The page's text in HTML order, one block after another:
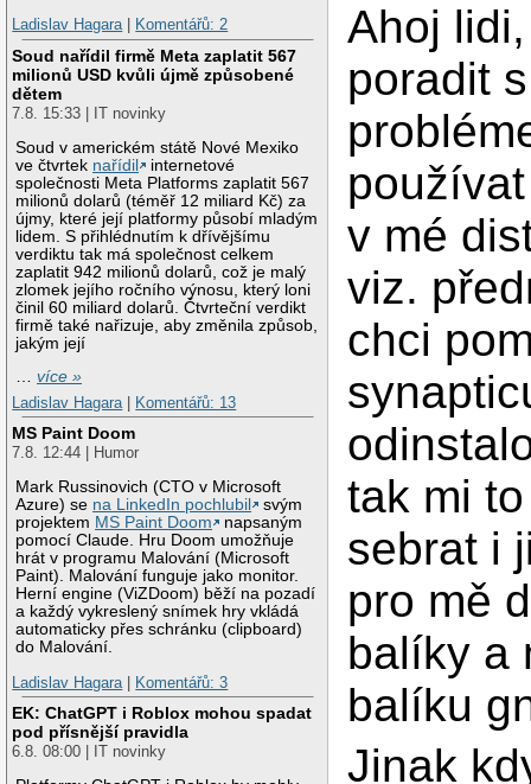
Ladislav Hagara| Komentářů: 2
Soud nařídil firmě Meta zaplatit 567
milionů USD kvůli újmě způsobené
dětem
7.8. 15:33 | IT novinky
Soud v americkém státě Nové Mexiko
ve čtvrtek nařídil
internetové
společnosti Meta Platforms zaplatit 567
milionů dolarů (téměř 12 miliard Kč) za
újmy, které její platformy působí mladým
lidem. S přihlédnutím k dřívějšímu
verdiktu tak má společnost celkem
zaplatit 942 milionů dolarů, což je malý
zlomek jejího ročního výnosu, který loni
činil 60 miliard dolarů. Čtvrteční verdikt
firmě také nařizuje, aby změnila způsob,
jakým její
…více »
Ladislav Hagara
Komentářů: 13
MS Paint Doom
7.8. 12:44 | Humor
Mark Russinovich (CTO v Microsoft
Azure) se na LinkedIn pochlubil
svým
projektem MS Paint Doom
napsaným
pomocí Claude. Hru Doom umožňuje
hrát v programu Malování (Microsoft
Paint). Malování funguje jako monitor.
Herní engine (ViZDoom) běží na pozadí
a každý vykreslený snímek hry vkládá
automaticky přes schránku (clipboard)
do Malování.
Ladislav Hagara
Komentářů: 3
EK: ChatGPT i Roblox mohou spadat
pod přísnější pravidla
6.8. 08:00 | IT novinky
Ahoj
poradit s
v mé
viz.
chci
tak mi
sebrat i
pro mě
balíky a
balíku
Jinak